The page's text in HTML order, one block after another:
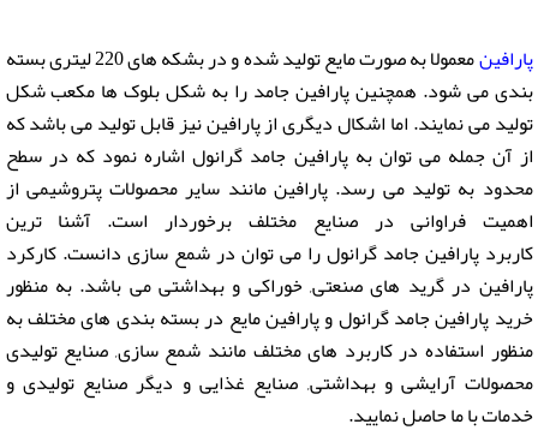
پارافین
معمولا به صورت مایع تولید شده و در بشکه های 220 لیتری بسته
بندی می شود. همچنین پارافین جامد را به شکل بلوک ها مکعب شکل
تولید می نمایند. اما اشکال دیگری از پارافین نیز قابل تولید می باشد که
از آن جمله می توان به پارافین جامد گرانول اشاره نمود که در سطح
محدود به تولید می رسد. پارافین مانند سایر محصولات پتروشیمی از
اهمیت فراوانی در صنایع مختلف برخوردار است. آشنا ترین
کاربرد پارافین جامد گرانول را می توان در شمع سازی دانست. کارکرد
پارافین در گرید های صنعتی, خوراکی و بهداشتی می باشد. به منظور
خرید پارافین جامد گرانول و پارافین مایع در بسته بندی های مختلف به
منظور استفاده در کاربرد های مختلف مانند شمع سازی, صنایع تولیدی
محصولات آرایشی و بهداشتی, صنایع غذایی و دیگر صنایع تولیدی و
خدمات با ما حاصل نمایید.